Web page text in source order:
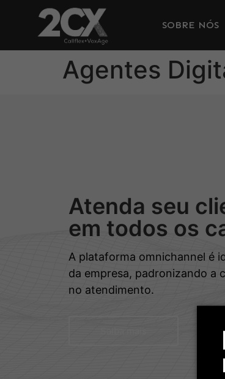
SOBRE NÓS
Agentes
Atenda seu
em todos os
A plataforma omnichannel é
da empresa, padronizando a
no atendimento.